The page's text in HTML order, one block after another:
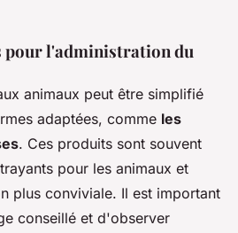
pour l'administration du
animaux peut être simplifié
adaptées, comme les
. Ces produits sont souvent
pour les animaux et
plus conviviale. Il est important
conseillé et d'observer